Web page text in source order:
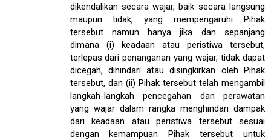
dikendalikan secara wajar, baik secara langsung
maupun tidak, yang mempengaruhi Pihak
tersebut namun hanya jika dan sepanjang
dimana (i) keadaan atau peristiwa tersebut,
terlepas dari penanganan yang wajar, tidak dapat
dicegah, dihindari atau disingkirkan oleh Pihak
tersebut, dan (ii) Pihak tersebut telah mengambil
langkah-langkah pencegahan dan perawatan
yang wajar dalam rangka menghindari dampak
dari keadaan atau peristiwa tersebut sesuai
dengan kemampuan Pihak tersebut untuk